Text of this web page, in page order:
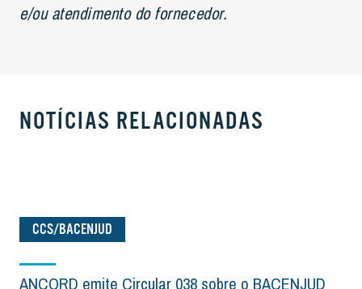
e/ou atendimento do fornecedor.
NOTÍCIAS RELACIONADAS
CCS/BACENJUD
ANCORD emite Circular 038 sobre o BACENJUD